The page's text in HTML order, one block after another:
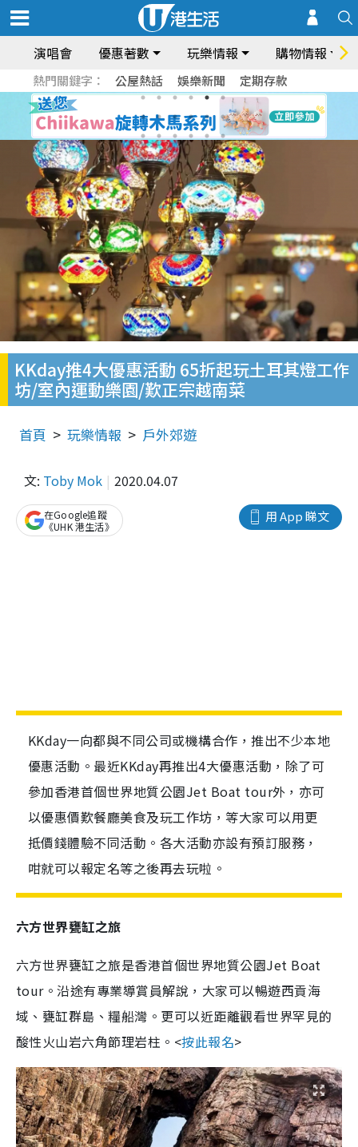
演唱會 優惠著數 玩樂情報 購物情報
熱門關鍵字： 公屋熱話 娛樂新聞 定期存款
KKday推4大優惠活動 65折起玩土耳其燈工作
坊/室內運動樂園/歎正宗越南菜
首頁 玩樂情報 戶外郊遊
文: Toby Mok 2020.04.07
用 App 睇文
在Google追蹤
《UHK 港生活》
KKday一向都與不同公司或機構合作，推出不少本地
優惠活動。最近KKday再推出4大優惠活動，除了可
參加香港首個世界地質公園Jet Boat tour外，亦可
以優惠價歎餐廳美食及玩工作坊，等大家可以用更
抵價錢體驗不同活動。各大活動亦設有預訂服務，
咁就可以報定名等之後再去玩啦。
六方世界甕缸之旅
六方世界甕缸之旅是香港首個世界地質公園Jet Boat
tour。沿途有專業導賞員解說，大家可以暢遊西貢海
域、甕缸群島、糧船灣。更可以近距離觀看世界罕見的
酸性火山岩六角節理岩柱。<按此報名>